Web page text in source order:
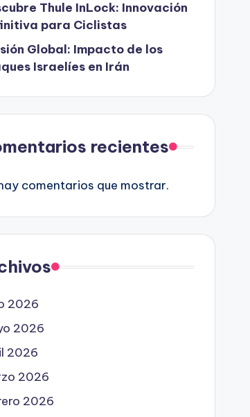
Thule InLock: Innovación
para Ciclistas
Global: Impacto de los
Israelíes en Irán
recientes
comentarios que mostrar.
2026
2026
2026
2026
2026